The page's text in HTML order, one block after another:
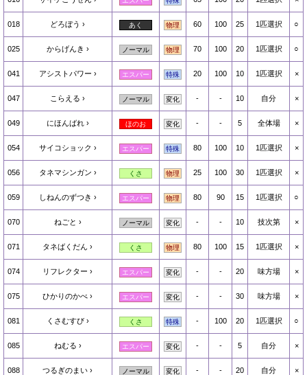
018 どろぼう あく 物理 60 100 25 1匹選択 ○
025 からげんき ノーマル 物理 70 100 20 1匹選択 ○
041 アシストパワー エスパー 特殊 20 100 10 1匹選択 ×
047 こらえる ノーマル 変化 - - 10 自分 ×
049 にほんばれ ほのお 変化 - - 5 全体場 ×
054 サイコショック エスパー 特殊 80 100 10 1匹選択 ×
056 タネマシンガン くさ 物理 25 100 30 1匹選択 ×
059 しねんのずつき エスパー 物理 80 90 15 1匹選択 ○
070 ねごと ノーマル 変化 - - 10 技次第 ×
071 タネばくだん くさ 物理 80 100 15 1匹選択 ×
074 リフレクター エスパー 変化 - - 20 味方場 ×
075 ひかりのかべ エスパー 変化 - - 30 味方場 ×
081 くさむすび くさ 特殊 - 100 20 1匹選択 ○
085 ねむる エスパー 変化 - - 5 自分 ×
088 つるぎのまい ノーマル 変化 - - 20 自分 ×